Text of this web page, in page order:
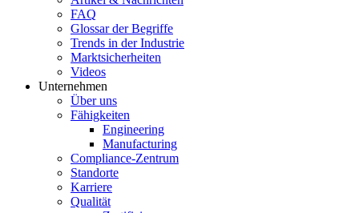
FAQ
Glossar der Begriffe
Trends in der Industrie
Marktsicherheiten
Videos
Unternehmen
Über uns
Fähigkeiten
Engineering
Manufacturing
Compliance-Zentrum
Standorte
Karriere
Qualität